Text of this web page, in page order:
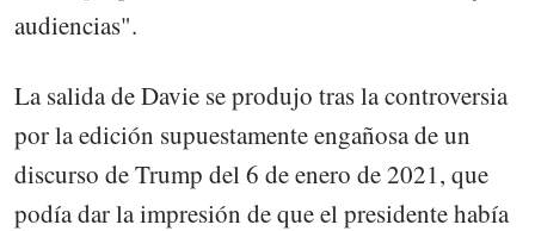
audiencias".
La salida de Davie se produjo tras la controversia
por la edición supuestamente engañosa de un
discurso de Trump del 6 de enero de 2021, que
podía dar la impresión de que el presidente había